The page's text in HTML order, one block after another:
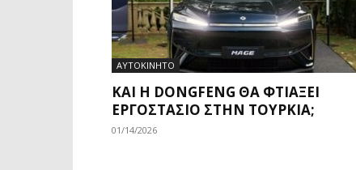
ΑΥΤΟΚΙΝΗΤΟ
ΚΑΙ Η DONGFENG ΘΑ ΦΤΙΆΞΕΙ
ΕΡΓΟΣΤΆΣΙΟ ΣΤΗΝ ΤΟΥΡΚΊΑ;
01/14/2026